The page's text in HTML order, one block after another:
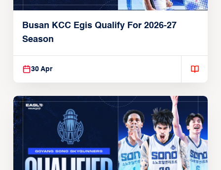
Busan KCC Egis Qualify For 2026-27
Season
30 Apr